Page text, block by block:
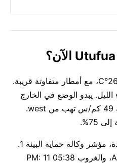
Utufua تبقى دافئة الليلة عند 26°C، مع أمطار متفاوتة قريبة.
يبدو الوضع في الخارج
قرابة 22°C. رياح قوية بسرعة 49 كم/س تهب من west.
تنفس بسهولة: جودة الهواء جيدة، مؤشر وكالة حماية البيئة 1.
شروق الشمس كان 06:02 AM، والغروب 05:38 PM: 11